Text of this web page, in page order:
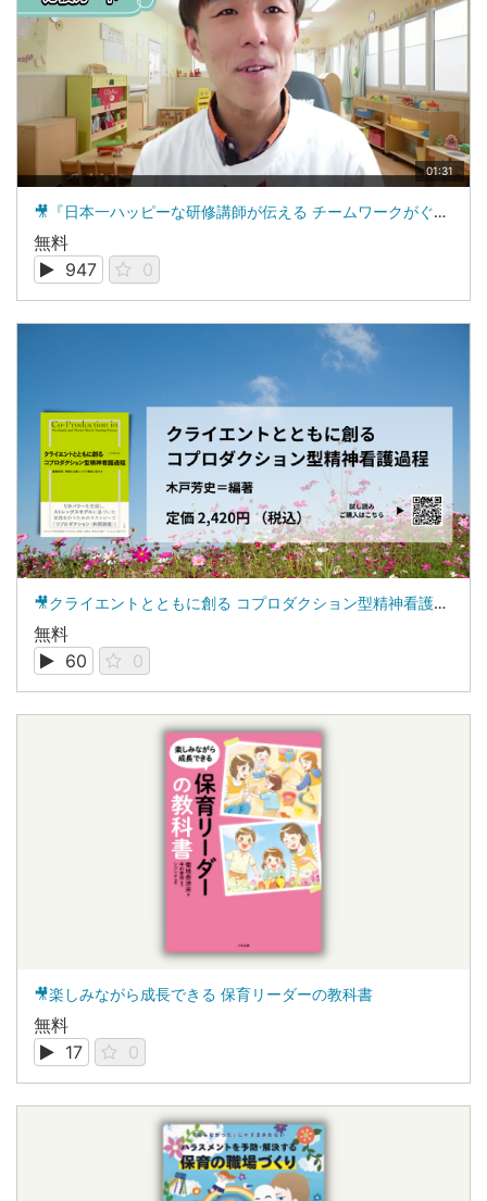
01:31
🎥『日本一ハッピーな研修講師が伝える チームワークがぐんぐん高まる保育のハッピーワーク５０ p76』
無料
947
0
🎥クライエントとともに創る コプロダクション型精神看護過程 編者による紹介！
無料
60
0
🎥楽しみながら成長できる 保育リーダーの教科書
無料
17
0